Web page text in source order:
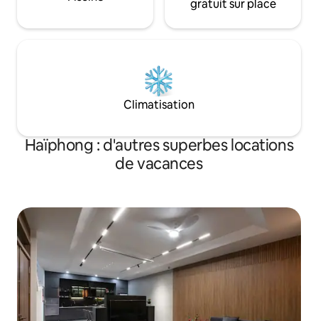
gratuit sur place
Climatisation
Haïphong : d'autres superbes locations
de vacances